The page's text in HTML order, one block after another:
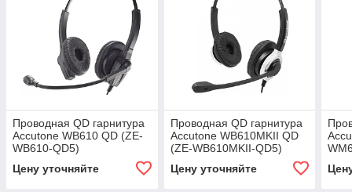
Проводная QD гарнитура
Accutone WB610 QD (ZE-
WB610-QD5)
Цену уточняйте
Проводная QD гарнитура
Accutone WB610MKII QD
(ZE-WB610MKII-QD5)
Цену уточняйте